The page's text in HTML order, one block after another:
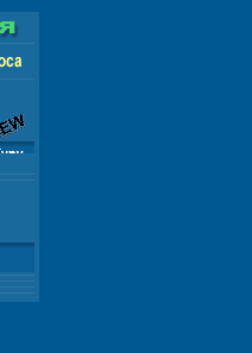
- АЗИЯ - АФРИКА